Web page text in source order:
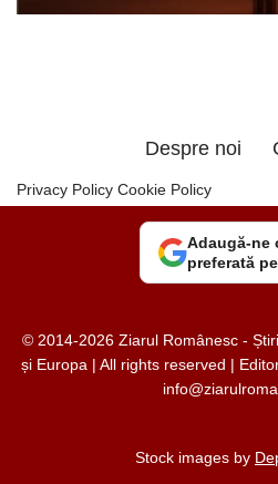
Despre noi
Privacy Policy Cookie Policy
Adaugă-ne
preferată
© 2014-2026 Ziarul Românesc -
și Europa | All rights reserved |
Stock images by